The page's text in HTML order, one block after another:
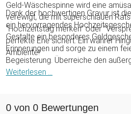
Geld-Wäschespinne wird eine
verewigt, die mit superschlauen
"Hochzeitstag merken" oder
perfekte Ehe sichert. Ein wahrer
Ambiente!
Dank der hochwertigen Gravur ist
ein hervorragendes
Gestalte ein besonderes
Erinnerungen und sorge zu einem
Begeisterung. Überreiche den
Wäscheständer zur Hochzeitsfeier
Weiterlesen ...
0 von 0 Bewertungen